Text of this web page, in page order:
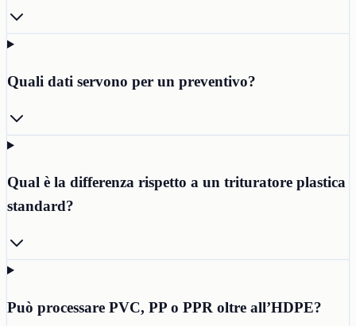
Quali dati servono per un preventivo?
Qual è la differenza rispetto a un trituratore plastica
standard?
Può processare PVC, PP o PPR oltre all’HDPE?